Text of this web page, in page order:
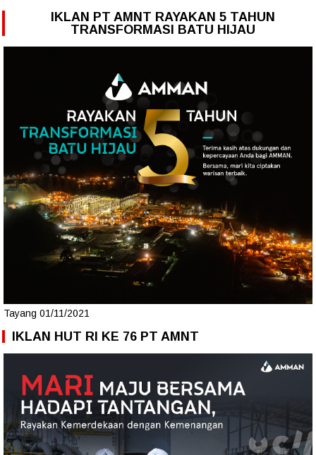
IKLAN PT AMNT RAYAKAN 5 TAHUN
TRANSFORMASI BATU HIJAU
Tayang 01/11/2021
IKLAN HUT RI KE 76 PT AMNT